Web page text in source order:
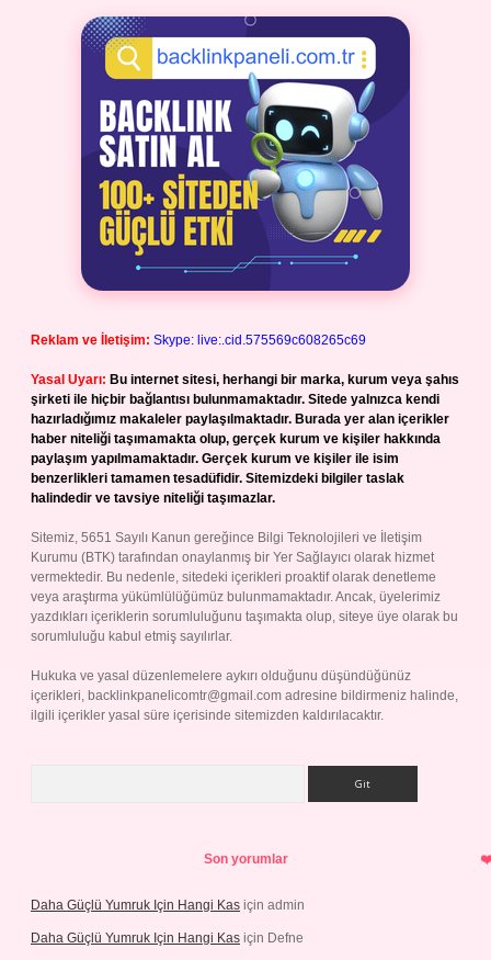
Reklam ve İletişim: Skype: live:.cid.575569c608265c69
Yasal Uyarı: Bu internet sitesi, herhangi bir marka, kurum veya şahıs
şirketi ile hiçbir bağlantısı bulunmamaktadır. Sitede yalnızca kendi
hazırladığımız makaleler paylaşılmaktadır. Burada yer alan içerikler
haber niteliği taşımamakta olup, gerçek kurum ve kişiler hakkında
paylaşım yapılmamaktadır. Gerçek kurum ve kişiler ile isim
benzerlikleri tamamen tesadüfidir. Sitemizdeki bilgiler taslak
halindedir ve tavsiye niteliği taşımazlar.
Sitemiz, 5651 Sayılı Kanun gereğince Bilgi Teknolojileri ve İletişim
Kurumu (BTK) tarafından onaylanmış bir Yer Sağlayıcı olarak hizmet
vermektedir. Bu nedenle, sitedeki içerikleri proaktif olarak denetleme
veya araştırma yükümlülüğümüz bulunmamaktadır. Ancak, üyelerimiz
yazdıkları içeriklerin sorumluluğunu taşımakta olup, siteye üye olarak bu
sorumluluğu kabul etmiş sayılırlar.
Hukuka ve yasal düzenlemelere aykırı olduğunu düşündüğünüz
içerikleri, backlinkpanelicomtr@gmail.com adresine bildirmeniz halinde,
ilgili içerikler yasal süre içerisinde sitemizden kaldırılacaktır.
Son yorumlar
Daha Güçlü Yumruk Için Hangi Kas için admin
Daha Güçlü Yumruk Için Hangi Kas için Defne